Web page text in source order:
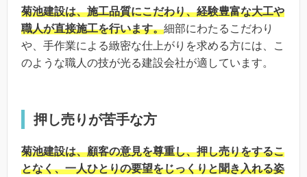
菊池建設は、施工品質にこだわり、経験豊富な大工や
職人が直接施工を行います。細部にわたるこだわり
や、手作業による緻密な仕上がりを求める方には、こ
のような職人の技が光る建設会社が適しています。
押し売りが苦手な方
菊池建設は、顧客の意見を尊重し、押し売りをするこ
となく、一人ひとりの要望をじっくりと聞き入れる姿